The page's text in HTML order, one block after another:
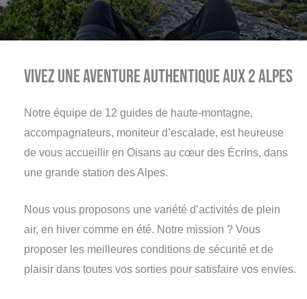
Vivez une aventure authentique aux 2 Alpes
Notre équipe de 12 guides de haute-montagne,
accompagnateurs, moniteur d’escalade, est heureuse
de vous accueillir en Oisans au cœur des Écrins, dans
une grande station des Alpes.
Nous vous proposons une variété d’activités de plein
air, en hiver comme en été. Notre mission ? Vous
proposer les meilleures conditions de sécurité et de
plaisir dans toutes vos sorties pour satisfaire vos envies.